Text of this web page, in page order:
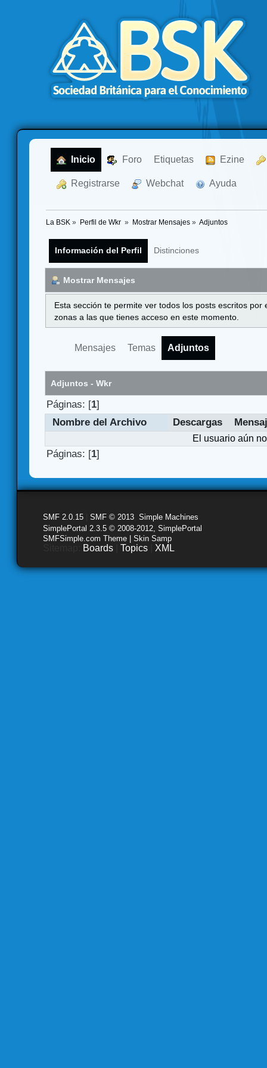
Inicio Foro Etiquetas Ezine
Registrarse Webchat Ayuda
La BSK » Perfil de Wkr » Mostrar Mensajes» Adjuntos
Información del Perfil Distinciones
Mostrar Mensajes
Esta sección te permite ver todos los posts escritos
zonas a las que tienes acceso en este momento.
Mensajes Temas Adjuntos
Adjuntos - Wkr
Páginas: [1]
Nombre del Archivo
Descargas
El usuario aún
Páginas: [1]
SMF 2.0.15 SMF © 2013 Simple Machines
SimplePortal 2.3.5 © 2008-2012, SimplePortal
SMFSimple.com Theme | Skin Samp
Boards Topics XML